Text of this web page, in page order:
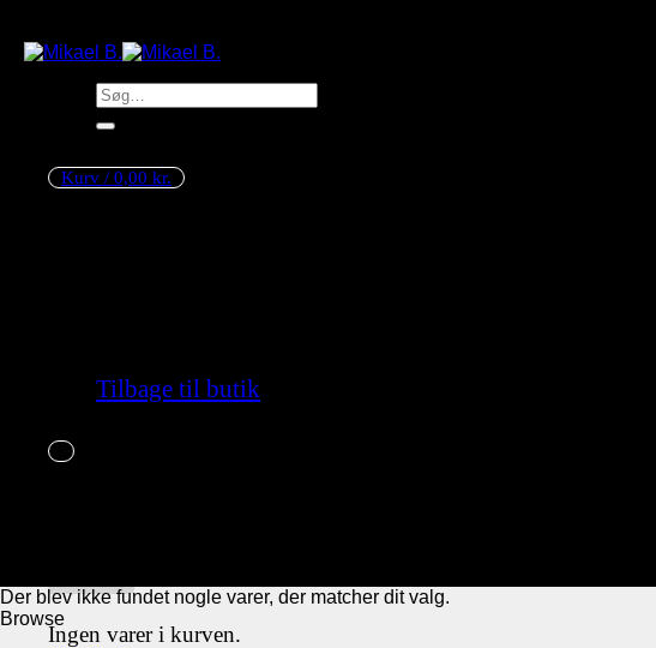
Søg
efter:
Kurv / 0,00 kr.
Tilbage til butik
Ingen varer i kurven.
Der blev ikke fundet nogle varer, der matcher dit valg.
Browse